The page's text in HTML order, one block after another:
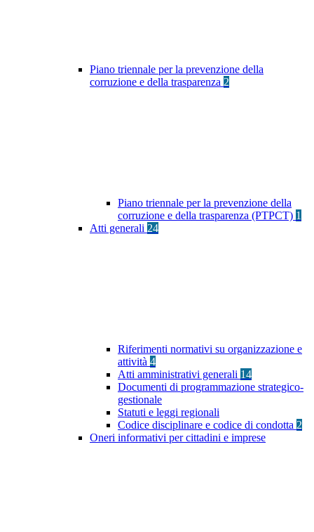
Piano triennale per la prevenzione della
corruzione e della trasparenza 2
Piano triennale per la prevenzione della
corruzione e della trasparenza (PTPCT) 1
Atti generali 24
Riferimenti normativi su organizzazione e
attività 4
Atti amministrativi generali 14
Documenti di programmazione strategico-
gestionale
Statuti e leggi regionali
Codice disciplinare e codice di condotta 2
Oneri informativi per cittadini e imprese